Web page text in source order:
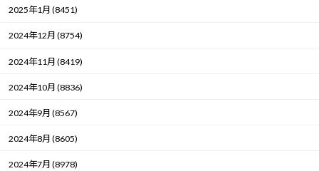
2025年1月 (8451)
2024年12月 (8754)
2024年11月 (8419)
2024年10月 (8836)
2024年9月 (8567)
2024年8月 (8605)
2024年7月 (8978)